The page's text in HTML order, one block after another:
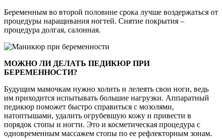
Беременным во второй половине срока лучше воздержаться от
процедуры наращивания ногтей. Снятие покрытия –
процедура долгая, салонная.
МОЖНО ЛИ ДЕЛАТЬ ПЕДИКЮР ПРИ
БЕРЕМЕННОСТИ?
Будущим мамочкам нужно холить и лелеять свои ноги, ведь
им приходится испытывать большие нагрузки. Аппаратный
педикюр поможет быстро справиться с мозолями,
натоптышами, удалить огрубевшую кожу и привести в
порядок стопы и ногти. Это и косметическая процедура с
одновременным массажем стопы по ее рефлекторным зонам.